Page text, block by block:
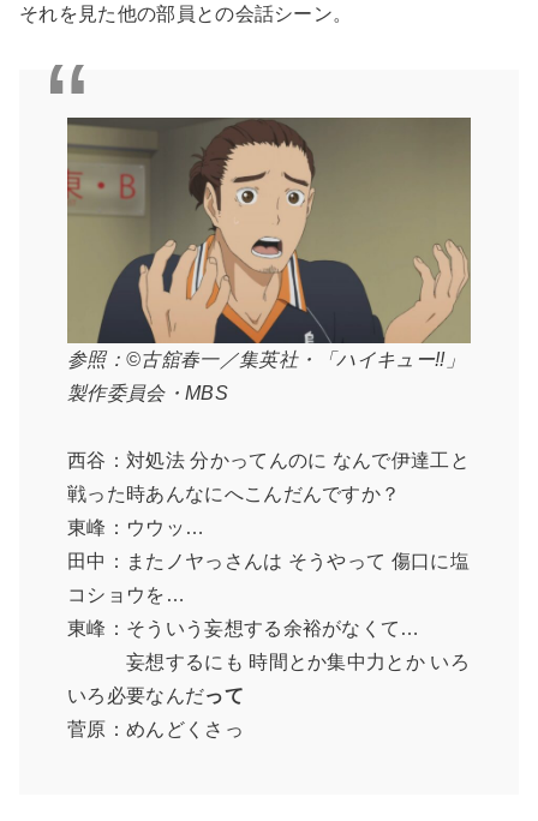
それを見た他の部員との会話シーン。
参照：©古舘春一／集英社・「ハイキュー!!」
製作委員会・MBS
西谷：対処法 分かってんのに なんで伊達工と
戦った時あんなにへこんだんですか？
東峰：ウウッ…
田中：またノヤっさんは そうやって 傷口に塩
コショウを…
東峰：そういう妄想する余裕がなくて…
妄想するにも 時間とか集中力とか いろ
いろ必要なんだって
菅原：めんどくさっ